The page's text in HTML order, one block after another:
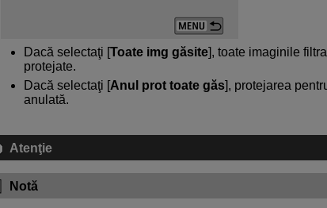
Dacă selectaţi [Toate img găsite], toate imaginile
protejate.
Dacă selectaţi [Anul prot toate găs], protejarea
anulată.
Atenţie
Notă